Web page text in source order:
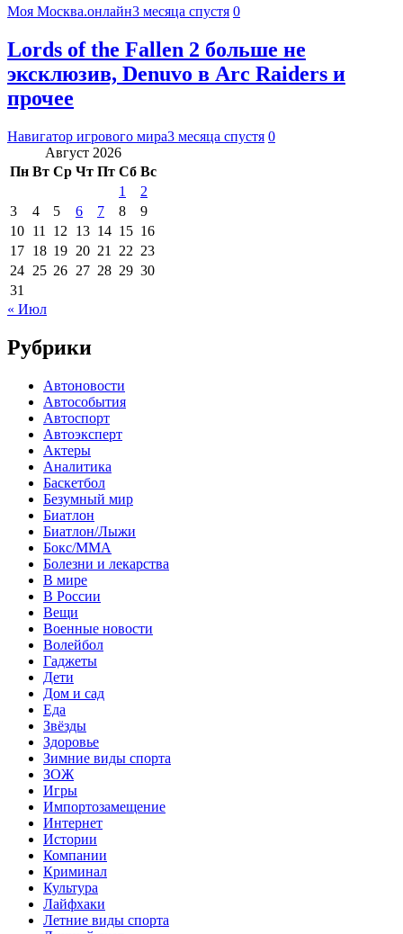
Моя Москва.онлайн3 месяца спустя 0
Lords of the Fallen 2 больше не
эксклюзив, Denuvo в Arc Raiders и
прочее
Навигатор игрового мира3 месяца спустя 0
Август 2026
Пн Вт Ср Чт Пт Сб Вс
1
2
3
4 5 6 7 8
9
10 11 12 13 14 15 16
17 18 19 20 21 22 23
24 25 26 27 28 29 30
31
« Июл
Рубрики
Автоновости
Автособытия
Автоспорт
Автоэксперт
Актеры
Аналитика
Баскетбол
Безумный мир
Биатлон
Биатлон/Лыжи
Бокс/MMA
Болезни и лекарства
В мире
В России
Вещи
Военные новости
Волейбол
Гаджеты
Дети
Дом и сад
Еда
Звёзды
Здоровье
Зимние виды спорта
ЗОЖ
Игры
Импортозамещение
Интернет
Истории
Компании
Криминал
Культура
Лайфхаки
Летние виды спорта